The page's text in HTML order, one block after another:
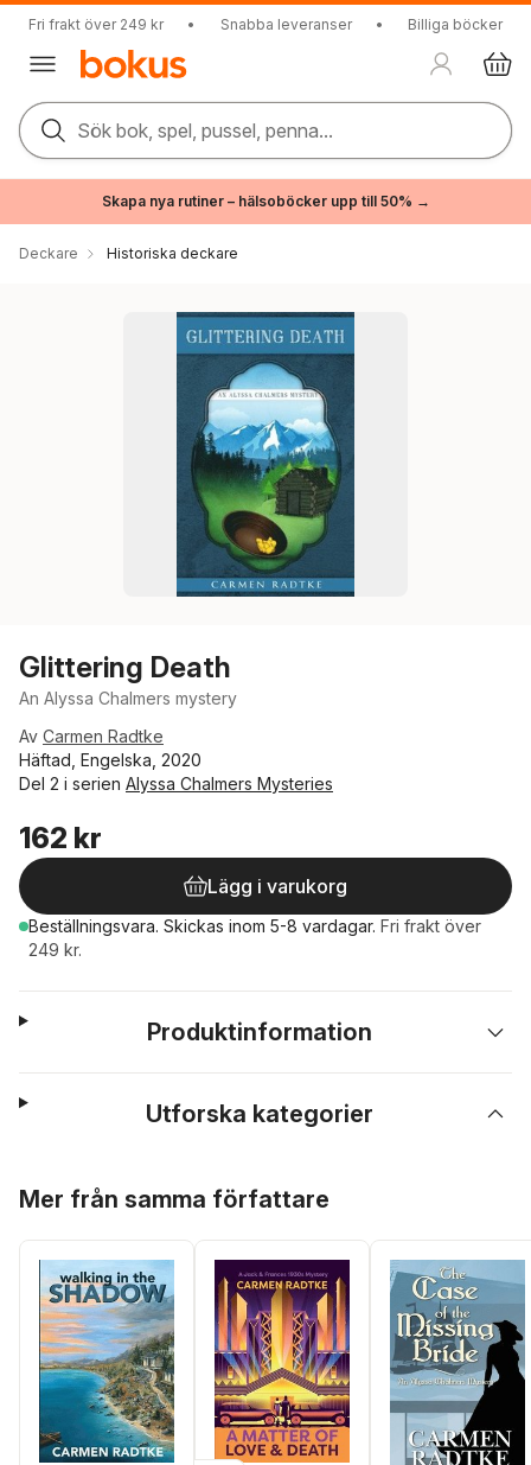
Fri frakt över 249 kr • Snabba leveranser • Billiga böcker
Sök bok, spel, pussel, penna...
Skapa nya rutiner – hälsoböcker upp till 50% →
Deckare Historiska deckare
Glittering Death
An Alyssa Chalmers mystery
Av Carmen Radtke
Häftad, Engelska, 2020
Del 2 i serien Alyssa Chalmers Mysteries
162 kr
Lägg i varukorg
Beställningsvara. Skickas inom 5-8 vardagar. Fri frakt över
249 kr.
Produktinformation
Utforska kategorier
Mer från samma författare